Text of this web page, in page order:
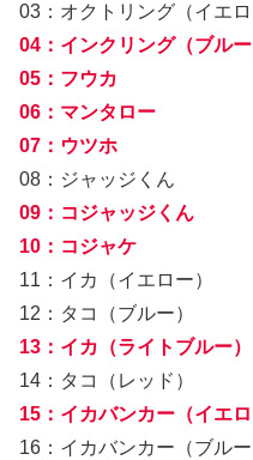
03：オクトリング（イエロ
04：インクリング（ブルー
05：フウカ
06：マンタロー
07：ウツホ
08：ジャッジくん
09：コジャッジくん
10：コジャケ
11：イカ（イエロー）
12：タコ（ブルー）
13：イカ（ライトブルー）
14：タコ（レッド）
15：イカバンカー（イエロ
16：イカバンカー（ブルー